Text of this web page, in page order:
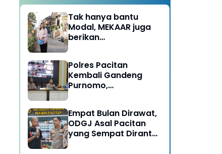
Tak hanya bantu
Modal, MEKAAR juga
berikan
Dapur Tetap Ngebul
Polres Pacitan
Kembali Gandeng
Purnomo,
Rehabilitasi
Empat Bulan Dirawat,
ODGJ Asal Pacitan
yang Sempat Dirantai